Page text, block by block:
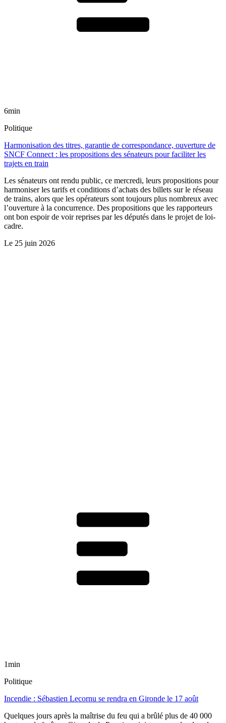
6min
Politique
Harmonisation des titres, garantie de correspondance, ouverture de
SNCF Connect : les propositions des sénateurs pour faciliter les
trajets en train
Les sénateurs ont rendu public, ce mercredi, leurs propositions pour
harmoniser les tarifs et conditions d’achats des billets sur le réseau
de trains, alors que les opérateurs sont toujours plus nombreux avec
l’ouverture à la concurrence. Des propositions que les rapporteurs
ont bon espoir de voir reprises par les députés dans le projet de loi-
cadre.
Le 25 juin 2026
1min
Politique
Incendie : Sébastien Lecornu se rendra en Gironde le 17 août
Quelques jours après la maîtrise du feu qui a brûlé plus de 40 000